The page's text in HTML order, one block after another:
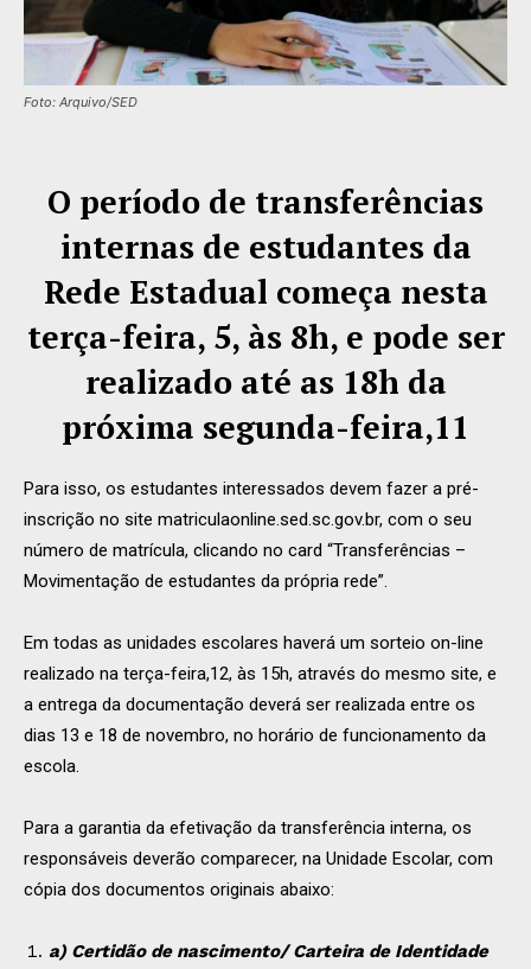
Foto: Arquivo/SED
O período de transferências
internas de estudantes da
Rede Estadual começa nesta
terça-feira, 5, às 8h, e pode ser
realizado até as 18h da
próxima segunda-feira,11
Para isso, os estudantes interessados devem fazer a pré-
inscrição no site matriculaonline.sed.sc.gov.br, com o seu
número de matrícula, clicando no card “Transferências –
Movimentação de estudantes da própria rede”.
Em todas as unidades escolares haverá um sorteio on-line
realizado na terça-feira,12, às 15h, através do mesmo site, e
a entrega da documentação deverá ser realizada entre os
dias 13 e 18 de novembro, no horário de funcionamento da
escola.
Para a garantia da efetivação da transferência interna, os
responsáveis deverão comparecer, na Unidade Escolar, com
cópia dos documentos originais abaixo:
a) Certidão de nascimento/ Carteira de Identidade